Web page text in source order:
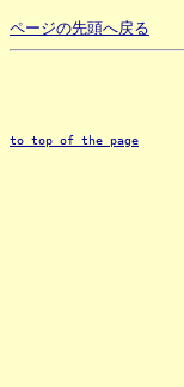
ページの先頭へ戻る
to top of the page